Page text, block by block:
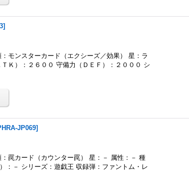
]
モンスターカード（エクシーズ／効果） 星：ラ
Ｋ）：２６００ 守備力（ＤＥＦ）：２０００ シ
JP069]
罠カード（カウンター罠） 星：－ 属性：－ 種
：－ シリーズ：遊戯王 収録弾：ファントム・レ